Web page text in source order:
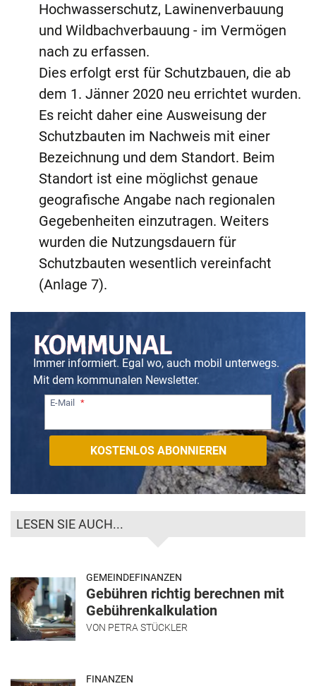
Hochwasserschutz, Lawinenverbauung
und Wildbachverbauung - im Vermögen
nach zu erfassen.
Dies erfolgt erst für Schutzbauen, die ab
dem 1. Jänner 2020 neu errichtet wurden.
Es reicht daher eine Ausweisung der
Schutzbauten im Nachweis mit einer
Bezeichnung und dem Standort. Beim
Standort ist eine möglichst genaue
geografische Angabe nach regionalen
Gegebenheiten einzutragen. Weiters
wurden die Nutzungsdauern für
Schutzbauten wesentlich vereinfacht
(Anlage 7).
Immer informiert. Egal wo, auch mobil unterwegs.
Mit dem kommunalen Newsletter.
E-Mail
LESEN SIE AUCH...
GEMEINDEFINANZEN
Gebühren richtig berechnen mit
Gebührenkalkulation
VON PETRA STÜCKLER
FINANZEN